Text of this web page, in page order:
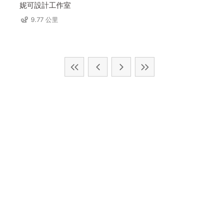
妮可設計工作室
9.77 公里